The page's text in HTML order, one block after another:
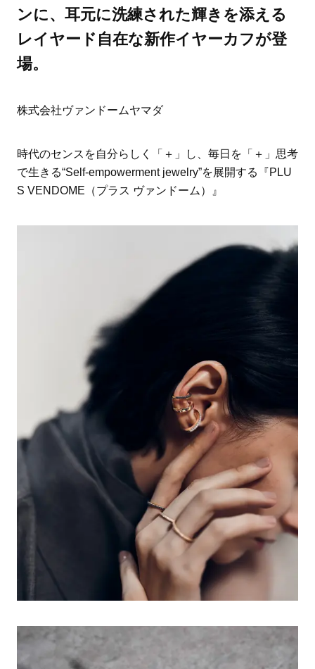
ママとパパに贈る「ジェンダーレ
ンに、耳元に洗練された輝きを添える
レイヤード自在な新作イヤーカフが登
場。
株式会社ヴァンドームヤマダ
時代のセンスを自分らしく「＋」し、毎日を「＋」思考
で生きる“Self-empowerment jewelry”を展開する『PLU
S VENDOME（プラス ヴァンドーム）』